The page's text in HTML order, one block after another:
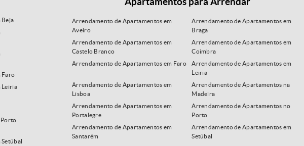
Beja
Faro
Leiria
Porto
Setúbal
Arrendamento de Apartamentos em
Aveiro
Arrendamento de Apartamentos em
Braga
Arrendamento de Apartamentos em
Castelo Branco
Arrendamento de Apartamentos em
Coimbra
Arrendamento de Apartamentos em Faro
Arrendamento de Apartamentos em
Leiria
Arrendamento de Apartamentos em
Lisboa
Arrendamento de Apartamentos na
Madeira
Arrendamento de Apartamentos em
Portalegre
Arrendamento de Apartamentos no
Porto
Arrendamento de Apartamentos em
Santarém
Arrendamento de Apartamentos em
Setúbal